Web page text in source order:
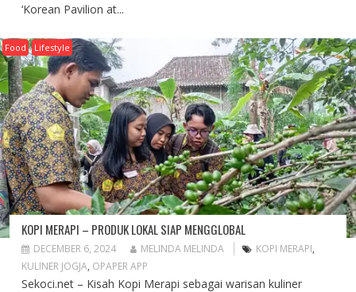
‘Korean Pavilion at...
Food Lifestyle
KOPI MERAPI – PRODUK LOKAL SIAP MENGGLOBAL
DECEMBER 6, 2024 MELINDA MELINDA KOPI MERAPI,
KULINER JOGJA, OPAPER APP
Sekoci.net – Kisah Kopi Merapi sebagai warisan kuliner